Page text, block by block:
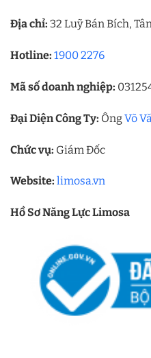
Địa chỉ: 32 Luỹ Bán Bích,
Hotline: 1900 2276
Mã số doanh nghiệp:
Đại Diện Công Ty: ÔngVõ
Chức vụ: Giám Đốc
Website: limosa.vn
Hồ Sơ Năng Lực Limosa